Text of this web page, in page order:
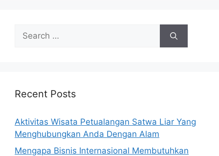
Search
for:
Recent Posts
Aktivitas Wisata Petualangan Satwa Liar Yang
Menghubungkan Anda Dengan Alam
Mengapa Bisnis Internasional Membutuhkan